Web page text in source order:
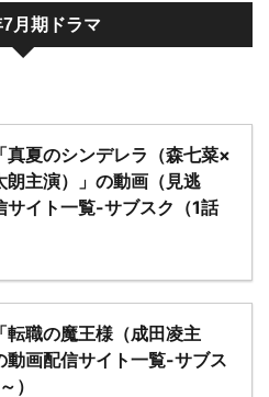
月期ドラマ
真夏のシンデレラ（森七菜×
朗主演）」の動画（見逃
サイト一覧-サブスク（1話
転職の魔王様（成田凌主
動画配信サイト一覧-サブス
）